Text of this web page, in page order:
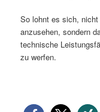
So lohnt es sich,
anzusehen, sondern
technische
zu werfen.